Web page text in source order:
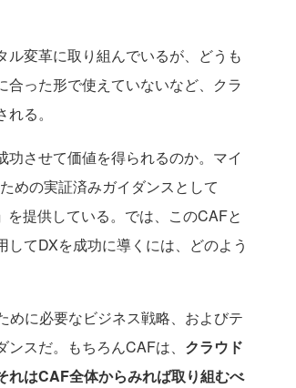
変革に取り組んでいるが、どうも
った形で使えていないなど、クラ
る。
させて価値を得られるのか。マイ
めの実証済みガイダンスとして
を提供している。では、このCAFと
てDXを成功に導くには、どのよう
に必要なビジネス戦略、およびテ
スだ。もちろんCAFは、 クラウド
れはCAF全体からみれば取り組むべ